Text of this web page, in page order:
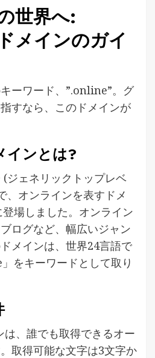
世界へ:
メインのガイ
ーワード、”.online”。グ
すなら、このドメインが
インとは?
ジェネリックトップレベ
、オンラインを表すドメ
場しました。オンライン
ログなど、幅広いジャン
メインは、世界24言語で
をキーワードとして取り
は、誰でも取得できるオー
取得可能な文字は3文字か